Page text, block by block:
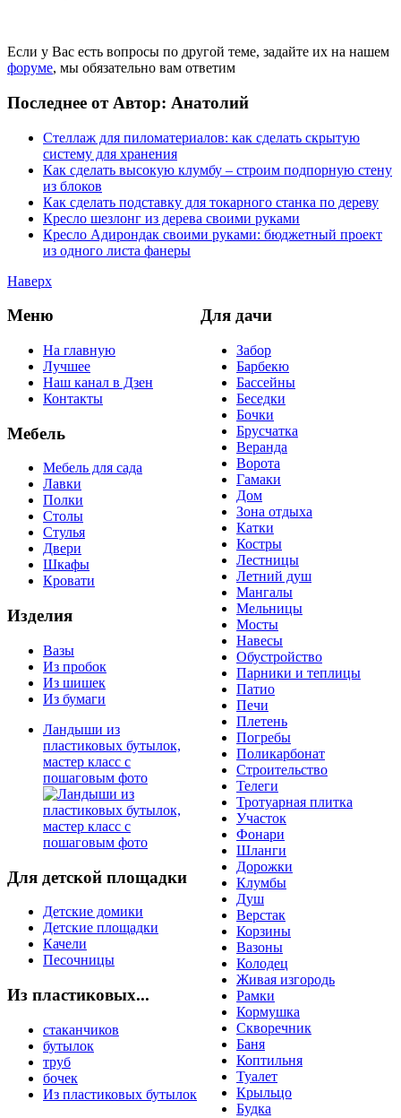
Если у Вас есть вопросы по другой теме, задайте их на нашем
форуме, мы обязательно вам ответим
Последнее от Автор: Анатолий
Стеллаж для пиломатериалов: как сделать скрытую
систему для хранения
Как сделать высокую клумбу – строим подпорную стену
из блоков
Как сделать подставку для токарного станка по дереву
Кресло шезлонг из дерева своими руками
Кресло Адирондак своими руками: бюджетный проект
из одного листа фанеры
Наверх
Меню
На главную
Лучшее
Наш канал в Дзен
Контакты
Мебель
Мебель для сада
Лавки
Полки
Столы
Стулья
Двери
Шкафы
Кровати
Изделия
Вазы
Из пробок
Из шишек
Из бумаги
Ландыши из
пластиковых бутылок,
мастер класс с
пошаговым фото
Для детской площадки
Детские домики
Детские площадки
Качели
Песочницы
Из пластиковых...
стаканчиков
бутылок
труб
бочек
Из пластиковых бутылок
Для дачи
Забор
Барбекю
Бассейны
Беседки
Бочки
Брусчатка
Веранда
Ворота
Гамаки
Дом
Зона отдыха
Катки
Костры
Лестницы
Летний душ
Мангалы
Мельницы
Мосты
Навесы
Обустройство
Парники и теплицы
Патио
Печи
Плетень
Погребы
Поликарбонат
Строительство
Телеги
Тротуарная плитка
Участок
Фонари
Шланги
Дорожки
Клумбы
Душ
Верстак
Корзины
Вазоны
Колодец
Живая изгородь
Рамки
Кормушка
Скворечник
Баня
Коптильня
Туалет
Крыльцо
Будка